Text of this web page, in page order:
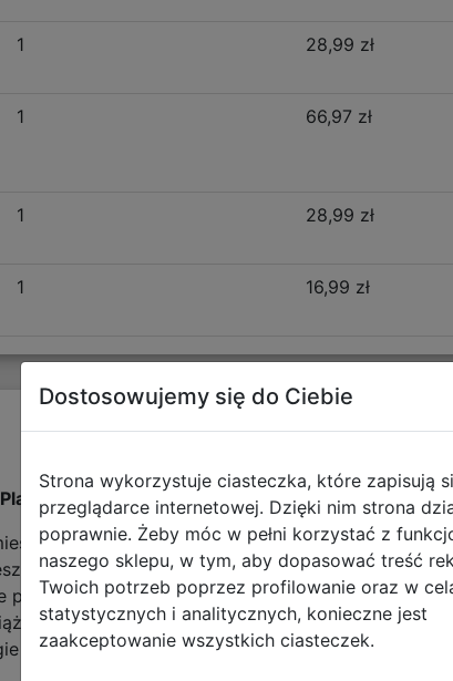
1 28,99 zł
1 66,97 zł
1 28,99 zł
1 16,99 zł
Opis produktu
E29606
wszystkie niezbędne, szkolne akcesoria i
z organizerem na drobne rzeczy. Model ten
oraz spięcie na ramionach. Dodatkowo
kręgosłup. Plecak Jerry to idealna opcja dla
lata dzięki wysokiej jakości i precyzji wykonania.
Dostosowujemy się do Ciebie
Strona wykorzystuje ciasteczka, które zapisują
przeglądarce internetowej. Dzięki nim strona
poprawnie. Żeby móc w pełni korzystać z
naszego sklepu, w tym, aby dopasować treść
Twoich potrzeb poprzez profilowanie oraz w
statystycznych i analitycznych, konieczne jest
zaakceptowanie wszystkich ciasteczek.